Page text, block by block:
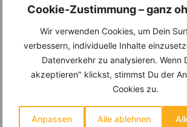
Cookie-Zustimmung – ganz
Wir verwenden Cookies, um Dein
verbessern, individuelle Inhalte
Datenverkehr zu analysieren. Wenn
akzeptieren" klickst, stimmst Du der
Cookies zu.
Anpassen Alle ablehnen
Wochenplaner,
Einkaufsliste und noch mehr?
Entdecke die invi koo-Mitgliedschaft und erhalte
viele hilfreiche und zeitsparende Möglichkeiten,
um Deine Ernährung optimal zu gestalten.
Erfahre mehr über die